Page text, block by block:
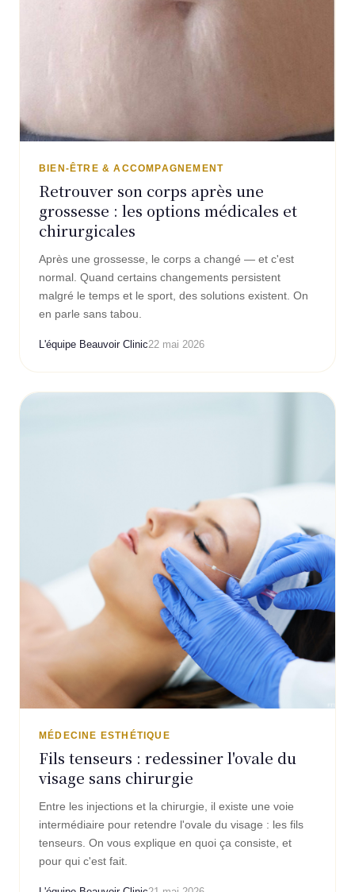
BIEN-ÊTRE & ACCOMPAGNEMENT
Retrouver son corps après une
grossesse : les options médicales et
chirurgicales
Après une grossesse, le corps a changé — et c'est
normal. Quand certains changements persistent
malgré le temps et le sport, des solutions existent. On
en parle sans tabou.
L'équipe Beauvoir Clinic22 mai 2026
MÉDECINE ESTHÉTIQUE
Fils tenseurs : redessiner l'ovale du
visage sans chirurgie
Entre les injections et la chirurgie, il existe une voie
intermédiaire pour retendre l'ovale du visage : les fils
tenseurs. On vous explique en quoi ça consiste, et
pour qui c'est fait.